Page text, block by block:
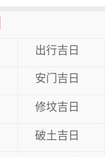
出行吉日
安门吉日
修坟吉日
破土吉日